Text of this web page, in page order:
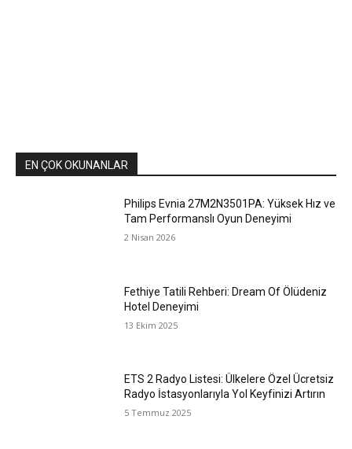
EN ÇOK OKUNANLAR
Philips Evnia 27M2N3501PA: Yüksek Hız ve
Tam Performanslı Oyun Deneyimi
2 Nisan 2026
Fethiye Tatili Rehberi: Dream Of Ölüdeniz
Hotel Deneyimi
13 Ekim 2025
ETS 2 Radyo Listesi: Ülkelere Özel Ücretsiz
Radyo İstasyonlarıyla Yol Keyfinizi Artırın
5 Temmuz 2025